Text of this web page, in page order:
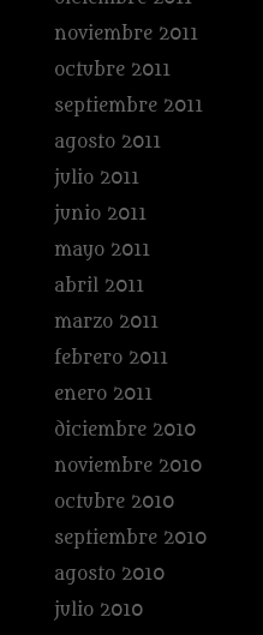
noviembre 2011
octubre 2011
septiembre 2011
agosto 2011
julio 2011
junio 2011
mayo 2011
abril 2011
marzo 2011
febrero 2011
enero 2011
diciembre 2010
noviembre 2010
octubre 2010
septiembre 2010
agosto 2010
julio 2010